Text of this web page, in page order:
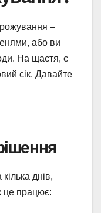
–
або ви
На щастя, є
сік. Давайте
днів,
це працює: